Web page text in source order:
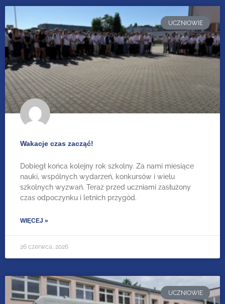
UCZNIOWIE
Wakacje czas zacząć!
Dobiegł końca kolejny rok szkolny. Za nami miesiące
nauki, wspólnych wydarzeń, konkursów i wielu
szkolnych wyzwań. Teraz przed uczniami zasłużony
czas odpoczynku i letnich przygód.
WIĘCEJ »
26 czerwca, 2026
UCZNIOWIE